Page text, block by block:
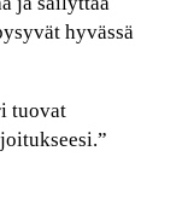
hyvässä
tuovat